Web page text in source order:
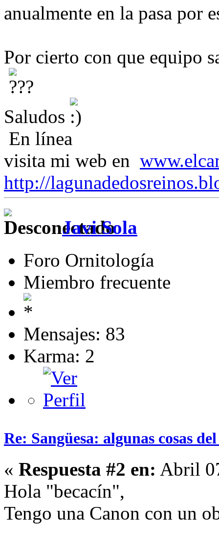
anualmente en la pasa por
Por cierto con que equipo
Saludos
En línea
visita mi web en
http://
Javi Sola
Foro Ornitología
Miembro frecuente
Mensajes: 83
Karma: 2
Re: Sangüesa: algunas cosas
« Respuesta #2 en: Abril
Hola "becacín",
Tengo una Canon con un